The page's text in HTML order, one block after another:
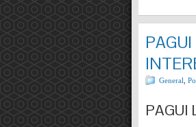
General
PAGUI